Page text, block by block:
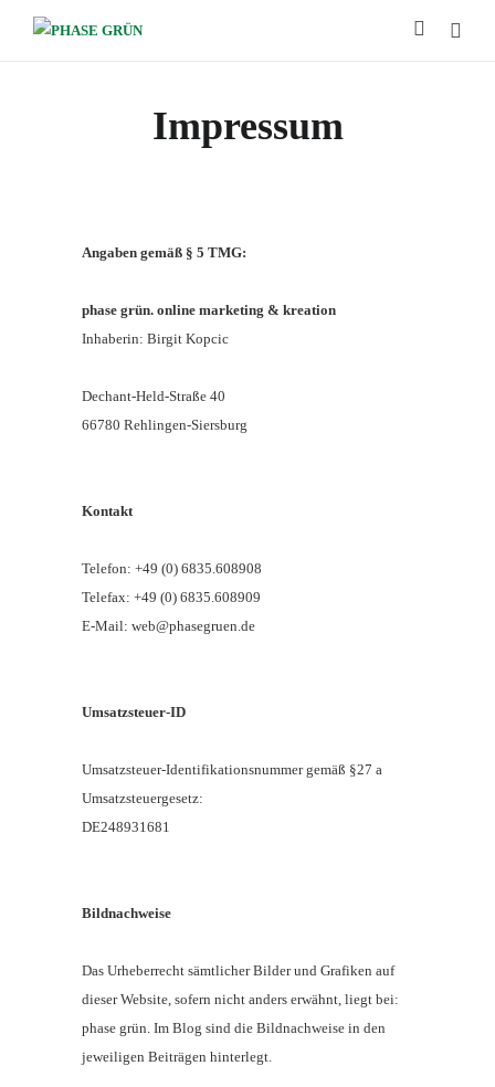
Impressum
Angaben gemäß § 5 TMG:
phase grün. online marketing & kreation
Inhaberin: Birgit Kopcic
Dechant-Held-Straße 40
66780 Rehlingen-Siersburg
Kontakt
Telefon: +49 (0) 6835.608908
Telefax: +49 (0) 6835.608909
E-Mail: web@phasegruen.de
Umsatzsteuer-ID
Umsatzsteuer-Identifikationsnummer gemäß §27 a
Umsatzsteuergesetz:
DE248931681
Bildnachweise
Das Urheberrecht sämtlicher Bilder und Grafiken auf
dieser Website, sofern nicht anders erwähnt, liegt bei:
phase grün. Im Blog sind die Bildnachweise in den
jeweiligen Beiträgen hinterlegt.